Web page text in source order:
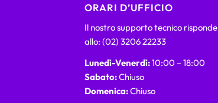
ORARI D’UFFICIO
Il nostro supporto tecnico risponde
allo: (02) 3206 22233
Lunedì-Venerdì:10:00 – 18:00
Sabato:Chiuso
Domenica:Chiuso